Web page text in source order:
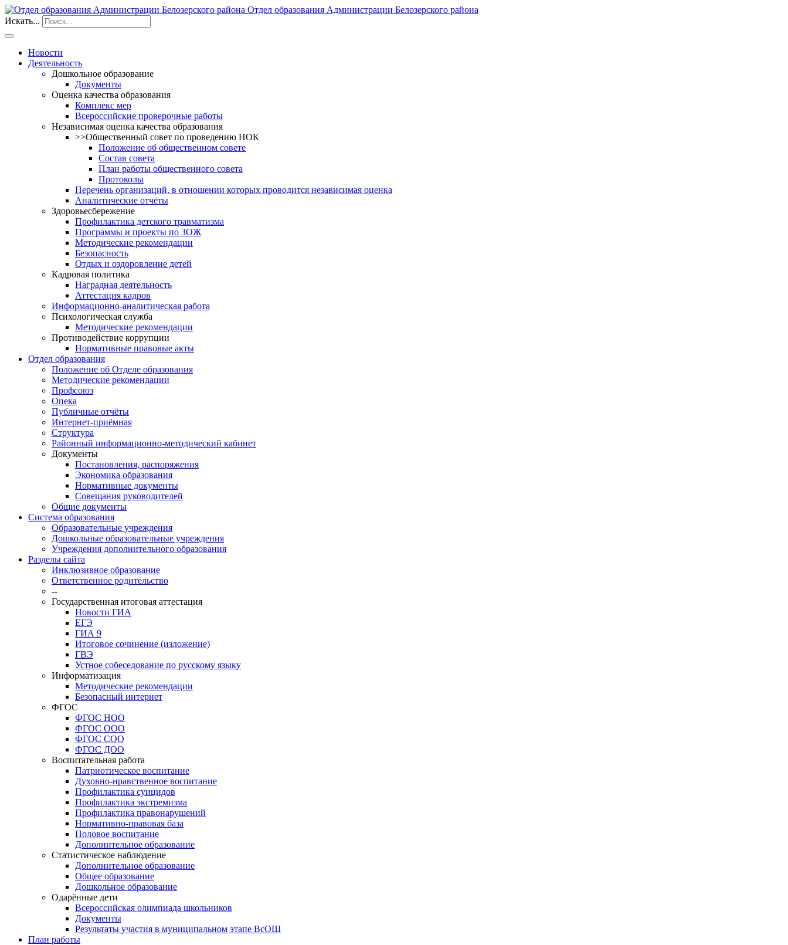
Отдел образования Администрации Белозерского района
Искать...
Новости
Деятельность
Дошкольное образование
Документы
Оценка качества образования
Комплекс мер
Всероссийские проверочные работы
Независимая оценка качества образования
>>Общественный совет по проведению НОК
Положение об общественном совете
Состав совета
План работы общественного совета
Протоколы
Перечень организаций, в отношении которых проводится независимая оценка
Аналитические отчёты
Здоровьесбережение
Профилактика детского травматизма
Программы и проекты по ЗОЖ
Методические рекомендации
Безопасность
Отдых и оздоровление детей
Кадровая политика
Наградная деятельность
Аттестация кадров
Информационно-аналитическая работа
Психологическая служба
Методические рекомендации
Противодействие коррупции
Нормативные правовые акты
Отдел образования
Положение об Отделе образования
Методические рекомендации
Профсоюз
Опека
Публичные отчёты
Интернет-приёмная
Структура
Районный информационно-методический кабинет
Документы
Постановления, распоряжения
Экономика образования
Нормативные документы
Совещания руководителей
Общие документы
Система образования
Образовательные учреждения
Дошкольные образовательные учреждения
Учреждения дополнительного образования
Разделы сайта
Инклюзивное образование
Ответственное родительство
--
Государственная итоговая аттестация
Новости ГИА
ЕГЭ
ГИА 9
Итоговое сочинение (изложение)
ГВЭ
Устное собеседование по русскому языку
Информатизация
Методические рекомендации
Безопасный интернет
ФГОС
ФГОС НОО
ФГОС ООО
ФГОС СОО
ФГОС ДОО
Воспитательная работа
Патриотическое воспитание
Духовно-нравственное воспитание
Профилактика суицидов
Профилактика экстремизма
Профилактика правонарушений
Нормативно-правовая база
Половое воспитание
Дополнительное образование
Статистическое наблюдение
Дополнительное образование
Общее образование
Дошкольное образование
Одарённые дети
Всероссийская олимпиада школьников
Документы
Результаты участия в муниципальном этапе ВсОШ
План работы